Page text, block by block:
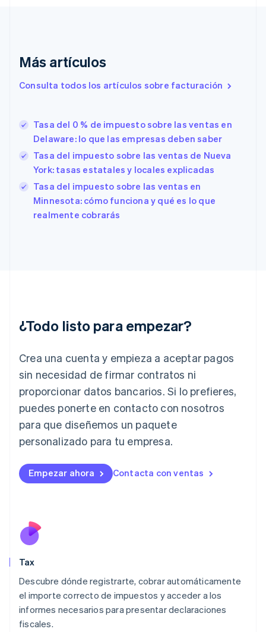
Más artículos
Consulta todos los artículos sobre facturación
Tasa del 0 % de impuesto sobre las ventas en
Delaware: lo que las empresas deben saber
Tasa del impuesto sobre las ventas de Nueva
York: tasas estatales y locales explicadas
Tasa del impuesto sobre las ventas en
Minnesota: cómo funciona y qué es lo que
realmente cobrarás
¿Todo listo para empezar?
Crea una cuenta y empieza a aceptar pagos
sin necesidad de firmar contratos ni
proporcionar datos bancarios. Si lo prefieres,
puedes ponerte en contacto con nosotros
para que diseñemos un paquete
personalizado para tu empresa.
Empezar ahora Contacta con ventas
Tax
Descubre dónde registrarte, cobrar automáticamente
el importe correcto de impuestos y acceder a los
informes necesarios para presentar declaraciones
fiscales.
Dinamarca
English
Emiratos Árabes Unidos
English
Eslovenia
España
EspañolEnglish
Estados Unidos
Español
Estonia
English
Hungría
English
Irlanda
Italia
ItalianoEnglish
Japón
English
Letonia
Liechtenstein
DeutschEnglish
Français
Malasia
English
México
Español
Noruega
English